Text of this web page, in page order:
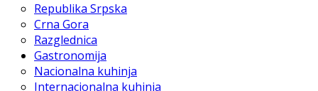
Republika Srpska
Crna Gora
Razglednica
Gastronomija
Nacionalna kuhinja
Internacionalna kuhinja